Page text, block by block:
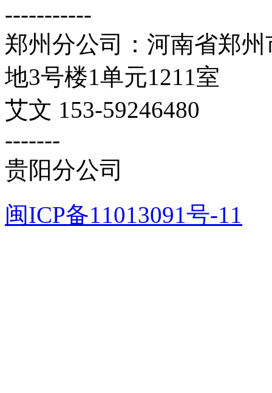
-----------
郑州分公司：河南省郑
地3号楼1单元1211室
艾文 153-59246480
-------
贵阳分公司
闽ICP备11013091号-11